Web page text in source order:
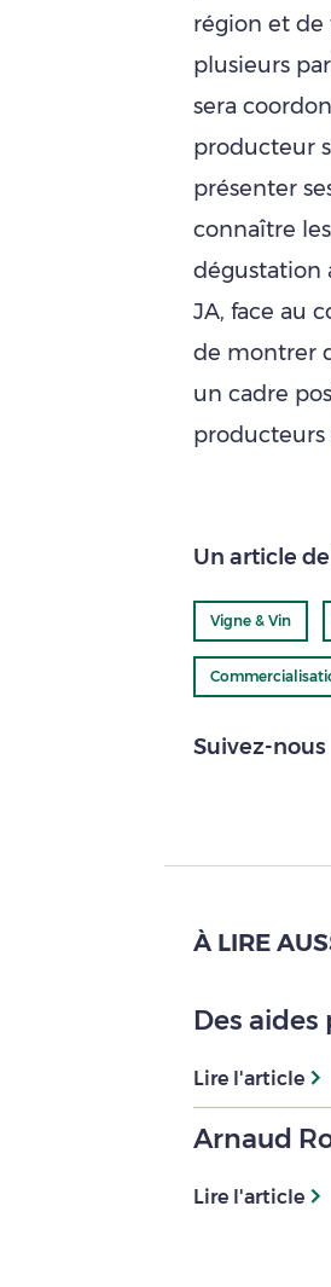
région et de
plusieurs
sera
producteur
présenter
connaître
dégustation
JA, face au
de montrer
un cadre
producteurs
Un article
Vigne & Vin
Suivez-nous
À LIRE
Des
Lire l'article
Arnaud
Lire l'article